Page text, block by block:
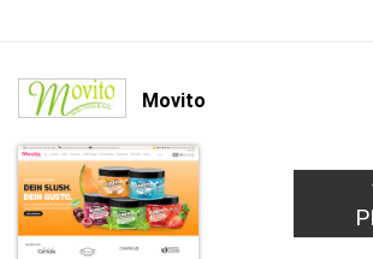
Movito